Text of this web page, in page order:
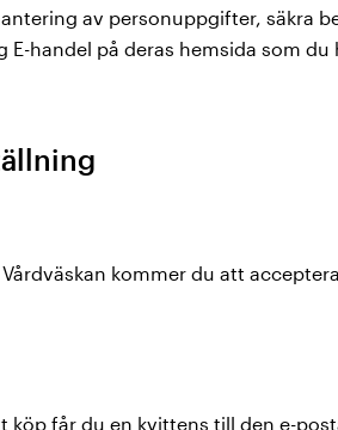
av personuppgifter, säkra
E-handel på deras hemsida som du
kommer du att
köp får du en kvittens till den e-